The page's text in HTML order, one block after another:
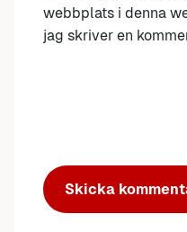
webbplats i denna
jag skriver en